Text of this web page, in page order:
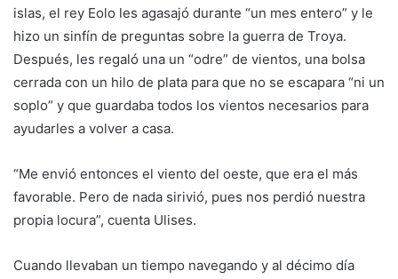
islas, el rey Eolo les agasajó durante “un mes entero” y le
hizo un sinfín de preguntas sobre la guerra de Troya.
Después, les regaló una un “odre” de vientos, una bolsa
cerrada con un hilo de plata para que no se escapara “ni un
soplo” y que guardaba todos los vientos necesarios para
ayudarles a volver a casa.
“Me envió entonces el viento del oeste, que era el más
favorable. Pero de nada sirivió, pues nos perdió nuestra
propia locura”, cuenta Ulises.
Cuando llevaban un tiempo navegando y al décimo día